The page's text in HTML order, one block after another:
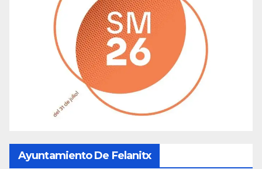
Ayuntamiento De Felanitx